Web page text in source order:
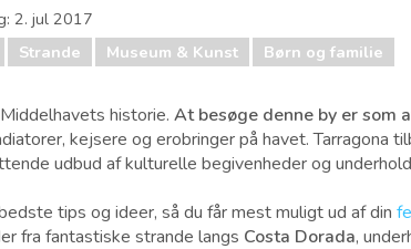
2. jul 2017
Strande Museum & Kunst Børn og familie
historie. At besøge denne by er som
kejsere og erobringer på havet. Tarragona
udbud af kulturelle begivenheder og
tips og ideer, så du får mest muligt ud af din
fra fantastiske strande langs Costa Dorada,